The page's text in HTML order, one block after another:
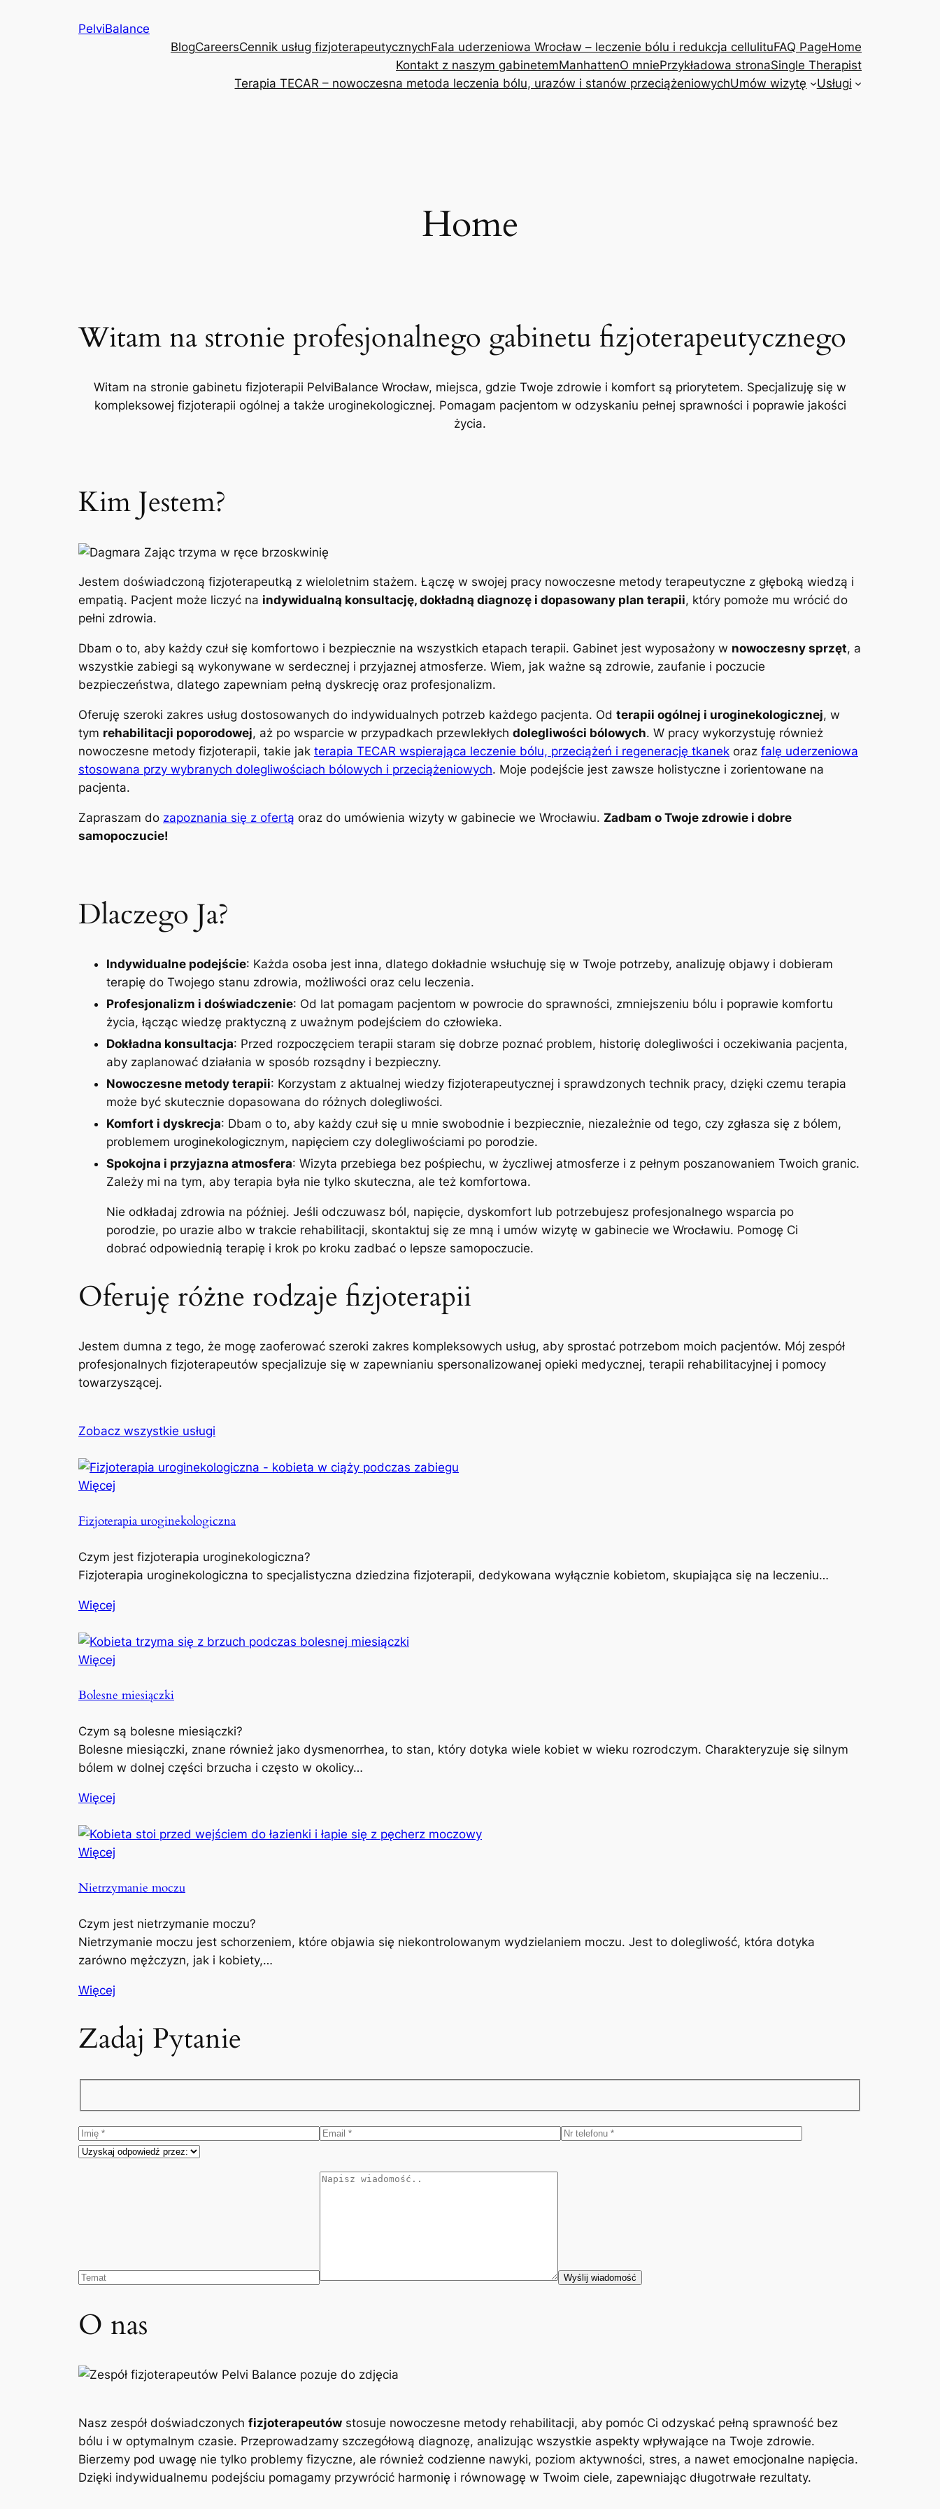
PelviBalance
BlogCareersCennik usług fizjoterapeutycznychFala uderzeniowa Wrocław – leczenie bólu i redukcja cellulituFAQ PageHome
Kontakt z naszym gabinetemManhattenO mniePrzykładowa stronaSingle Therapist
Terapia TECAR – nowoczesna metoda leczenia bólu, urazów i stanów przeciążeniowychUmów wizytę Usługi
Home
Witam na stronie profesjonalnego gabinetu fizjoterapeutycznego
Witam na stronie gabinetu fizjoterapii PelviBalance Wrocław, miejsca, gdzie Twoje zdrowie i komfort są priorytetem. Specjalizuję się w
kompleksowej fizjoterapii ogólnej a także uroginekologicznej. Pomagam pacjentom w odzyskaniu pełnej sprawności i poprawie jakości
życia.
Kim Jestem?
Jestem doświadczoną fizjoterapeutką z wieloletnim stażem. Łączę w swojej pracy nowoczesne metody terapeutyczne z głęboką wiedzą i
empatią. Pacjent może liczyć na indywidualną konsultację, dokładną diagnozę i dopasowany plan terapii, który pomoże mu wrócić do
pełni zdrowia.
Dbam o to, aby każdy czuł się komfortowo i bezpiecznie na wszystkich etapach terapii. Gabinet jest wyposażony w nowoczesny sprzęt, a
wszystkie zabiegi są wykonywane w serdecznej i przyjaznej atmosferze. Wiem, jak ważne są zdrowie, zaufanie i poczucie
bezpieczeństwa, dlatego zapewniam pełną dyskrecję oraz profesjonalizm.
Oferuję szeroki zakres usług dostosowanych do indywidualnych potrzeb każdego pacjenta. Od terapii ogólnej i uroginekologicznej, w
tym rehabilitacji poporodowej, aż po wsparcie w przypadkach przewlekłych dolegliwości bólowych. W pracy wykorzystuję również
nowoczesne metody fizjoterapii, takie jak terapia TECAR wspierająca leczenie bólu, przeciążeń i regenerację tkanek oraz falę uderzeniowa
stosowana przy wybranych dolegliwościach bólowych i przeciążeniowych. Moje podejście jest zawsze holistyczne i zorientowane na
pacjenta.
Zapraszam do zapoznania się z ofertą oraz do umówienia wizyty w gabinecie we Wrocławiu. Zadbam o Twoje zdrowie i dobre
samopoczucie!
Dlaczego Ja?
Indywidualne podejście: Każda osoba jest inna, dlatego dokładnie wsłuchuję się w Twoje potrzeby, analizuję objawy i dobieram
terapię do Twojego stanu zdrowia, możliwości oraz celu leczenia.
Profesjonalizm i doświadczenie: Od lat pomagam pacjentom w powrocie do sprawności, zmniejszeniu bólu i poprawie komfortu
życia, łącząc wiedzę praktyczną z uważnym podejściem do człowieka.
Dokładna konsultacja: Przed rozpoczęciem terapii staram się dobrze poznać problem, historię dolegliwości i oczekiwania pacjenta,
aby zaplanować działania w sposób rozsądny i bezpieczny.
Nowoczesne metody terapii: Korzystam z aktualnej wiedzy fizjoterapeutycznej i sprawdzonych technik pracy, dzięki czemu terapia
może być skutecznie dopasowana do różnych dolegliwości.
Komfort i dyskrecja: Dbam o to, aby każdy czuł się u mnie swobodnie i bezpiecznie, niezależnie od tego, czy zgłasza się z bólem,
problemem uroginekologicznym, napięciem czy dolegliwościami po porodzie.
Spokojna i przyjazna atmosfera: Wizyta przebiega bez pośpiechu, w życzliwej atmosferze i z pełnym poszanowaniem Twoich granic.
Zależy mi na tym, aby terapia była nie tylko skuteczna, ale też komfortowa.
Nie odkładaj zdrowia na później. Jeśli odczuwasz ból, napięcie, dyskomfort lub potrzebujesz profesjonalnego wsparcia po
porodzie, po urazie albo w trakcie rehabilitacji, skontaktuj się ze mną i umów wizytę w gabinecie we Wrocławiu. Pomogę Ci
dobrać odpowiednią terapię i krok po kroku zadbać o lepsze samopoczucie.
Oferuję różne rodzaje fizjoterapii
Jestem dumna z tego, że mogę zaoferować szeroki zakres kompleksowych usług, aby sprostać potrzebom moich pacjentów. Mój zespół
profesjonalnych fizjoterapeutów specjalizuje się w zapewnianiu spersonalizowanej opieki medycznej, terapii rehabilitacyjnej i pomocy
towarzyszącej.
Zobacz wszystkie usługi
Więcej
Fizjoterapia uroginekologiczna
Czym jest fizjoterapia uroginekologiczna?
Fizjoterapia uroginekologiczna to specjalistyczna dziedzina fizjoterapii, dedykowana wyłącznie kobietom, skupiająca się na leczeniu…
Więcej
Więcej
Bolesne miesiączki
Czym są bolesne miesiączki?
Bolesne miesiączki, znane również jako dysmenorrhea, to stan, który dotyka wiele kobiet w wieku rozrodczym. Charakteryzuje się silnym
bólem w dolnej części brzucha i często w okolicy…
Więcej
Więcej
Nietrzymanie moczu
Czym jest nietrzymanie moczu?
Nietrzymanie moczu jest schorzeniem, które objawia się niekontrolowanym wydzielaniem moczu. Jest to dolegliwość, która dotyka
zarówno mężczyzn, jak i kobiety,…
Więcej
Zadaj Pytanie
O nas
Nasz zespół doświadczonych fizjoterapeutów stosuje nowoczesne metody rehabilitacji, aby pomóc Ci odzyskać pełną sprawność bez
bólu i w optymalnym czasie. Przeprowadzamy szczegółową diagnozę, analizując wszystkie aspekty wpływające na Twoje zdrowie.
Bierzemy pod uwagę nie tylko problemy fizyczne, ale również codzienne nawyki, poziom aktywności, stres, a nawet emocjonalne napięcia.
Dzięki indywidualnemu podejściu pomagamy przywrócić harmonię i równowagę w Twoim ciele, zapewniając długotrwałe rezultaty.